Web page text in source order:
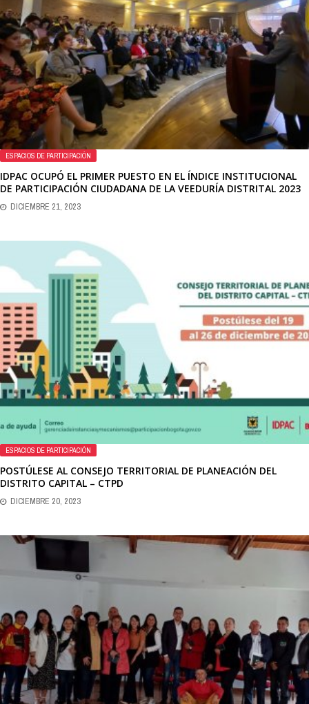
ESPACIOS DE PARTICIPACIÓN
IDPAC OCUPÓ EL PRIMER PUESTO EN EL ÍNDICE INSTITUCIONAL
DE PARTICIPACIÓN CIUDADANA DE LA VEEDURÍA DISTRITAL 2023
DICIEMBRE 21, 2023
ESPACIOS DE PARTICIPACIÓN
POSTÚLESE AL CONSEJO TERRITORIAL DE PLANEACIÓN DEL
DISTRITO CAPITAL – CTPD
DICIEMBRE 20, 2023